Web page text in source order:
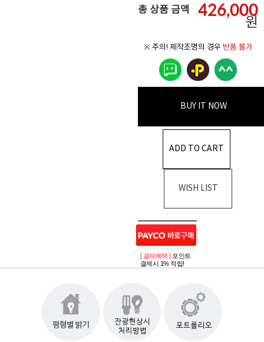
총 상품 금액 426,000
원
※ 주의! 제작조명의 경우 반품 불가
BUY IT NOW
ADD TO CART
WISH LIST
[ 결제혜택 ] 포인트
결제시 1% 적립!